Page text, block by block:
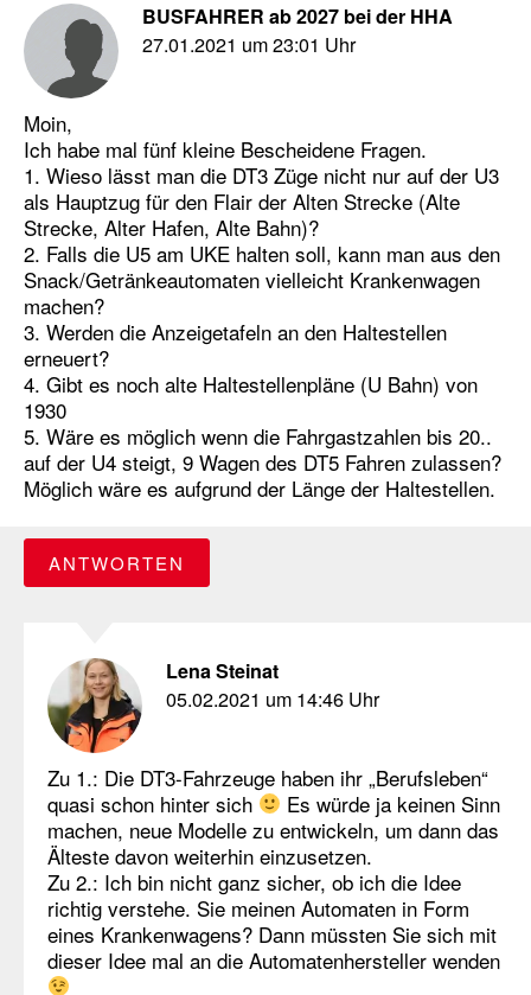
BUSFAHRER ab 2027 bei der HHA
27.01.2021 um 23:01 Uhr
Moin,
Ich habe mal fünf kleine Bescheidene Fragen.
1. Wieso lässt man die DT3 Züge nicht nur auf der U3
als Hauptzug für den Flair der Alten Strecke (Alte
Strecke, Alter Hafen, Alte Bahn)?
2. Falls die U5 am UKE halten soll, kann man aus den
Snack/Getränkeautomaten vielleicht Krankenwagen
machen?
3. Werden die Anzeigetafeln an den Haltestellen
erneuert?
4. Gibt es noch alte Haltestellenpläne (U Bahn) von
1930
5. Wäre es möglich wenn die Fahrgastzahlen bis 20..
auf der U4 steigt, 9 Wagen des DT5 Fahren zulassen?
Möglich wäre es aufgrund der Länge der Haltestellen.
ANTWORTEN
Lena Steinat
05.02.2021 um 14:46 Uhr
Zu 1.: Die DT3-Fahrzeuge haben ihr „Berufsleben“
quasi schon hinter sich
Es würde ja keinen Sinn
machen, neue Modelle zu entwickeln, um dann das
Älteste davon weiterhin einzusetzen.
Zu 2.: Ich bin nicht ganz sicher, ob ich die Idee
richtig verstehe. Sie meinen Automaten in Form
eines Krankenwagens? Dann müssten Sie sich mit
dieser Idee mal an die Automatenhersteller wenden